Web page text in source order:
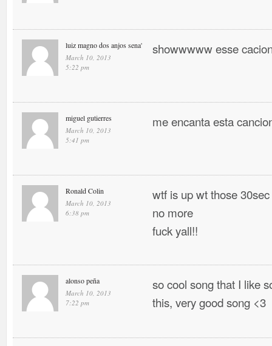
luiz magno dos anjos sena'
March 10, 2013
5:22 pm
showwwww esse
miguel gutierres
March 10, 2013
5:41 pm
me encanta esta
Ronald Colin
March 10, 2013
6:38 pm
wtf is up wt those
no more
fuck yall!!
alonso peña
March 10, 2013
7:22 pm
so cool song that I like
this, very good song <3